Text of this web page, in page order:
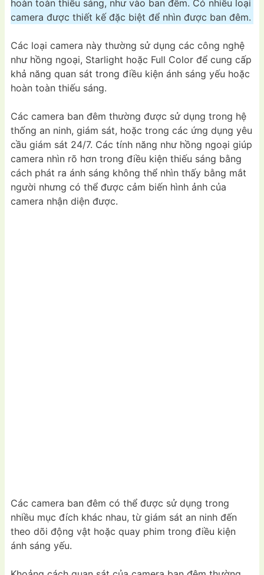
hoàn toàn thiếu sáng, như vào ban đêm. Có nhiều loại
camera được thiết kế đặc biệt để nhìn được ban đêm.
Các loại camera này thường sử dụng các công nghệ
như hồng ngoại, Starlight hoặc Full Color để cung cấp
khả năng quan sát trong điều kiện ánh sáng yếu hoặc
hoàn toàn thiếu sáng.
Các camera ban đêm thường được sử dụng trong hệ
thống an ninh, giám sát, hoặc trong các ứng dụng yêu
cầu giám sát 24/7. Các tính năng như hồng ngoại giúp
camera nhìn rõ hơn trong điều kiện thiếu sáng bằng
cách phát ra ánh sáng không thể nhìn thấy bằng mắt
người nhưng có thể được cảm biến hình ảnh của
camera nhận diện được.
Các camera ban đêm có thể được sử dụng trong
nhiều mục đích khác nhau, từ giám sát an ninh đến
theo dõi động vật hoặc quay phim trong điều kiện
ánh sáng yếu.